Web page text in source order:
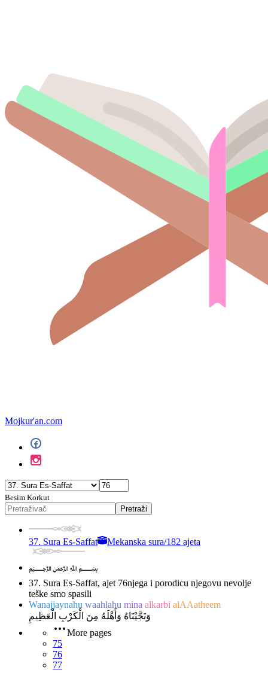
Mojkur'an.com
Besim Korkut
Pretraži
37. Sura Es-Saffat Mekanska sura/182 ajeta
﷽
37. Sura Es-Saffat, ajet 76njega i porodicu njegovu nevolje
teške smo spasili
Wanajjaynahu waahlahu mina alkarbi alAAatheem
وَنَجَّيْنَاهُ وَأَهْلَهُ مِنَ الْكَرْبِ الْعَظِيمِ
More pages
75
76
77